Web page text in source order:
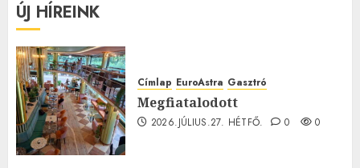
ÚJ HÍREINK
Címlap EuroAstra Gasztró
Megfiatalodott
2026.JÚLIUS.27. HÉTFŐ. 0 0